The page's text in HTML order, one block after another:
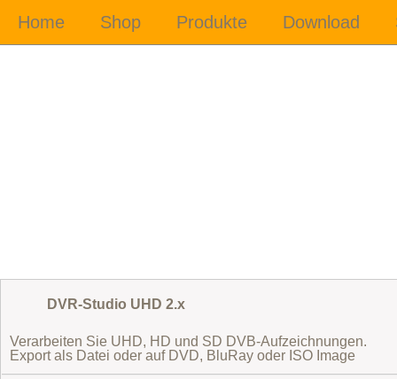
DVR-Studio UHD 2.x
Verarbeiten Sie UHD, HD und SD DVB-Aufzeichnungen.
Export als Datei oder auf DVD, BluRay oder ISO Image